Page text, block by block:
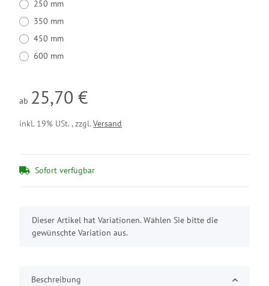
250 mm
350 mm
450 mm
600 mm
ab 25,70 €
inkl. 19% USt. , zzgl. Versand
Sofort verfügbar
x
Dieser Artikel hat Variationen. Wählen Sie bitte die
gewünschte Variation aus.
Beschreibung